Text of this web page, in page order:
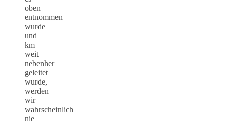
oben
entnommen
wurde
und
km
weit
nebenher
geleitet
wurde,
werden
wir
wahrscheinlich
nie